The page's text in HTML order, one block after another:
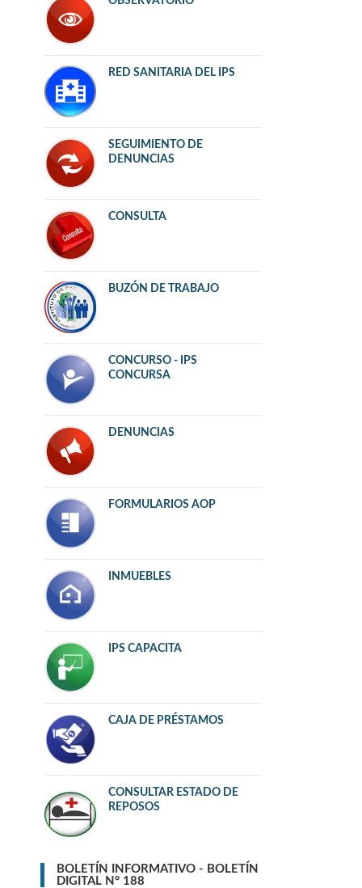
RED SANITARIA DEL IPS
SEGUIMIENTO DE
DENUNCIAS
CONSULTA
BUZÓN DE TRABAJO
CONCURSO - IPS
CONCURSA
DENUNCIAS
FORMULARIOS AOP
INMUEBLES
IPS CAPACITA
CAJA DE PRÉSTAMOS
CONSULTAR ESTADO DE
REPOSOS
BOLETÍN INFORMATIVO - BOLETÍN
DIGITAL N° 188